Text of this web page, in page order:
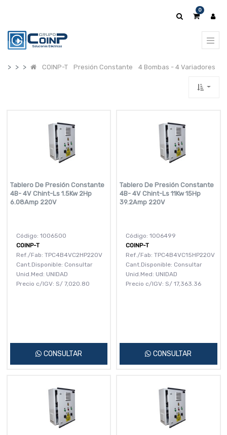
0
COINP-T Presión Constante 4 Bombas - 4 Variadores
Tablero De Presión Constante
4B- 4V Chint-Ls 1.5Kw 2Hp
6.08Amp 220V
Código: 1006500
COINP-T
Ref./Fab: TPC4B4VC2HP220V
Cant.Disponible: Consultar
Unid.Med: UNIDAD
Precio c/IGV: S/ 7,020.80
CONSULTAR
Tablero De Presión Constante
4B- 4V Chint-Ls 11Kw 15Hp
39.2Amp 220V
Código: 1006499
COINP-T
Ref./Fab: TPC4B4VC15HP220V
Cant.Disponible: Consultar
Unid.Med: UNIDAD
Precio c/IGV: S/ 17,363.36
CONSULTAR